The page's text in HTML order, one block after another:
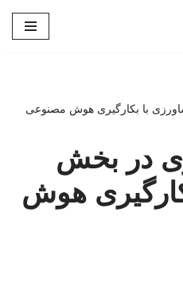
با بکارگیری هوش مصنوعی
در بخش
هوش